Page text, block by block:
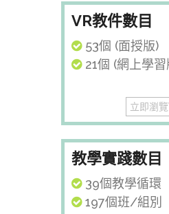
VR教件數目
53個 (面授版)
21個 (網上學習
立即瀏
教學實踐數目
39個教學循環
197個班/組別